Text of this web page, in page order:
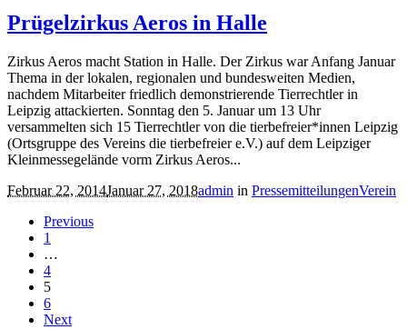
Prügelzirkus Aeros in Halle
Zirkus Aeros macht Station in Halle. Der Zirkus war Anfang Januar
Thema in der lokalen, regionalen und bundesweiten Medien,
nachdem Mitarbeiter friedlich demonstrierende Tierrechtler in
Leipzig attackierten. Sonntag den 5. Januar um 13 Uhr
versammelten sich 15 Tierrechtler von die tierbefreier*innen Leipzig
(Ortsgruppe des Vereins die tierbefreier e.V.) auf dem Leipziger
Kleinmessegelände vorm Zirkus Aeros...
Februar 22, 2014Januar 27, 2018admin in PressemitteilungenVerein
Previous
1
…
4
5
6
Next